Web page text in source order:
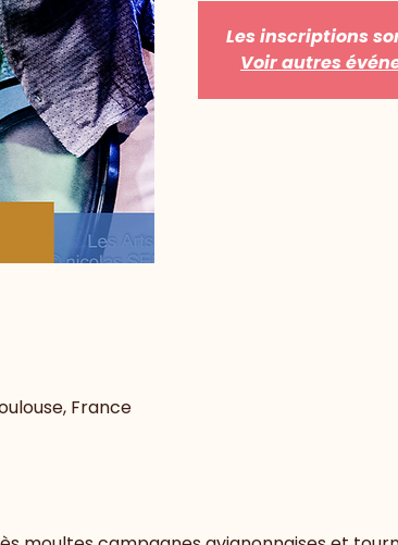
Les inscriptions
Voir autres
France